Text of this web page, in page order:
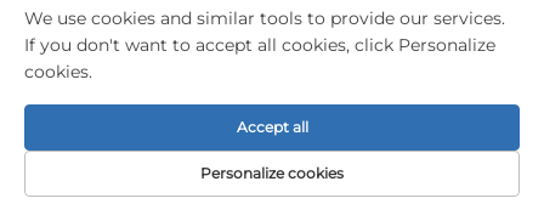
ВРЪЗКА С УЕБСАЙТ
ИНФОРМАЦИЯ
We use cookies and similar tools to provide our services.
If you don't want to accept all cookies, click Personalize
cookies.
Personalize cookies
Accept all